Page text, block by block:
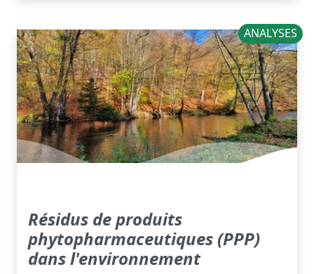
ANALYSES
Résidus de produits
phytopharmaceutiques (PPP)
dans l'environnement